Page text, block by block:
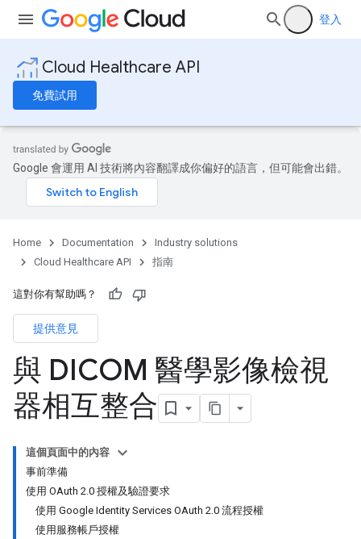
登入
Cloud Healthcare API
免費試用
Google 會運用 AI 技術將內容翻譯成你偏好的語言，但可能會出錯。
Home Documentation
Industry solutions
Cloud Healthcare API
指南
這對你有幫助嗎？
提供意見
與 DICOM 醫學影像檢視
器相互整合
這個頁面中的內容
事前準備
使用 OAuth 2.0 授權及驗證要求
使用 Google Identity Services OAuth 2.0 流程授權
使用服務帳戶授權